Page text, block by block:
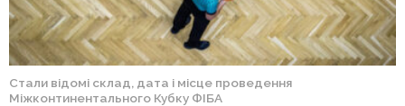
Стали відомі склад, дата і місце проведення
Міжконтинентального Кубку ФІБА